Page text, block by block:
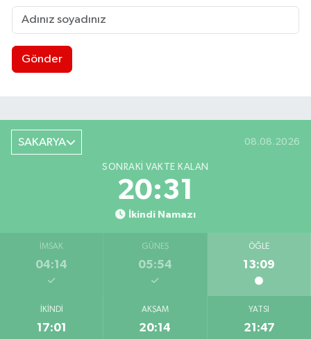
Gönder
SAKARYA 08.08.2026
SONRAKI VAKTE KALAN
20:30
İkindi Namazı
İMSAK
04:14
GÜNEŞ
05:54
ÖĞLE
13:09
İKINDI
17:01
AKŞAM
20:14
YATSI
21:47